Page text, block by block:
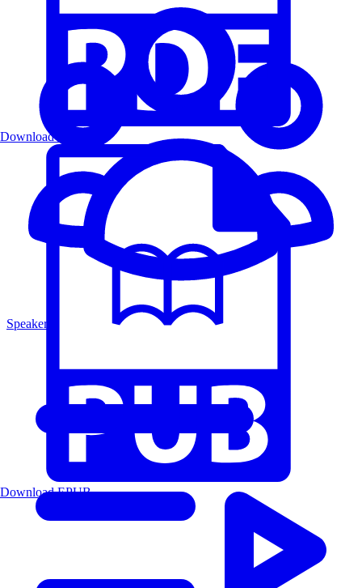
Speakers
Download PDF
Download EPUB